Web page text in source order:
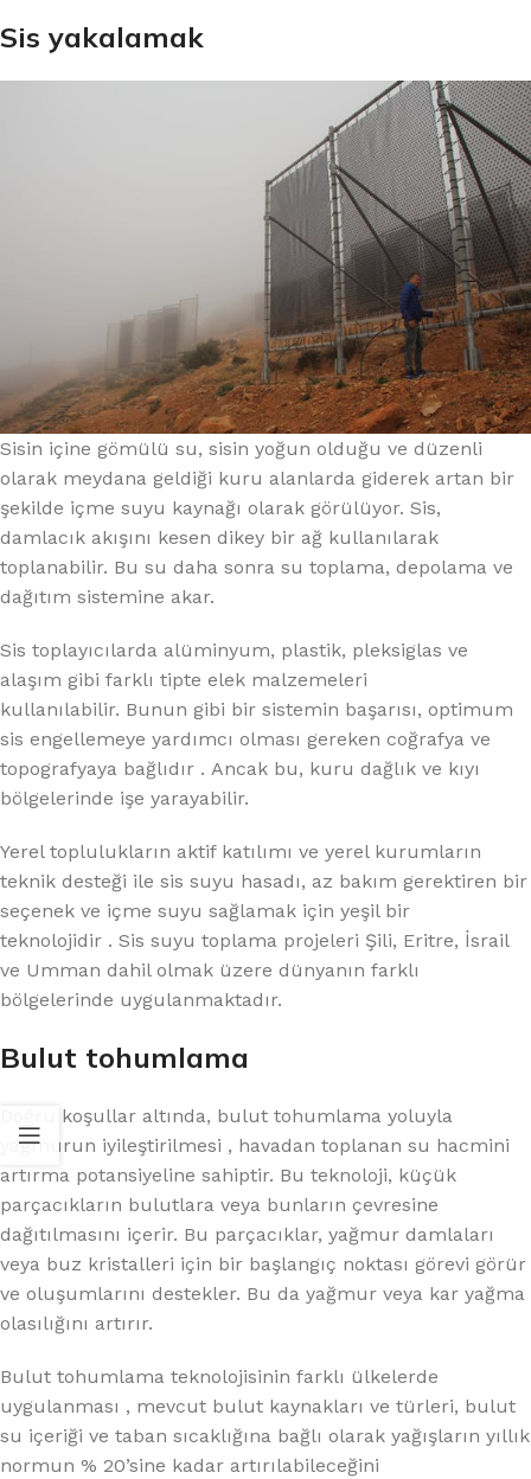
Sis yakalamak
Sisin içine gömülü su, sisin yoğun olduğu ve düzenli
olarak meydana geldiği kuru alanlarda giderek artan bir
şekilde içme suyu kaynağı olarak görülüyor. Sis,
damlacık akışını kesen dikey bir ağ kullanılarak
toplanabilir. Bu su daha sonra su toplama, depolama ve
dağıtım sistemine akar.
Sis toplayıcılarda alüminyum, plastik, pleksiglas ve
alaşım gibi farklı tipte elek malzemeleri
kullanılabilir. Bunun gibi bir sistemin başarısı, optimum
sis engellemeye yardımcı olması gereken coğrafya ve
topografyaya bağlıdır . Ancak bu, kuru dağlık ve kıyı
bölgelerinde işe yarayabilir.
Yerel toplulukların aktif katılımı ve yerel kurumların
teknik desteği ile sis suyu hasadı, az bakım gerektiren bir
seçenek ve içme suyu sağlamak için yeşil bir
teknolojidir . Sis suyu toplama projeleri Şili, Eritre, İsrail
ve Umman dahil olmak üzere dünyanın farklı
bölgelerinde uygulanmaktadır.
Bulut tohumlama
Doğru koşullar altında, bulut tohumlama yoluyla
yağmurun iyileştirilmesi , havadan toplanan su hacmini
artırma potansiyeline sahiptir. Bu teknoloji, küçük
parçacıkların bulutlara veya bunların çevresine
dağıtılmasını içerir. Bu parçacıklar, yağmur damlaları
veya buz kristalleri için bir başlangıç ​​noktası görevi görür
ve oluşumlarını destekler. Bu da yağmur veya kar yağma
olasılığını artırır.
Bulut tohumlama teknolojisinin farklı ülkelerde
uygulanması , mevcut bulut kaynakları ve türleri, bulut
su içeriği ve taban sıcaklığına bağlı olarak yağışların yıllık
normun % 20’sine kadar artırılabileceğini